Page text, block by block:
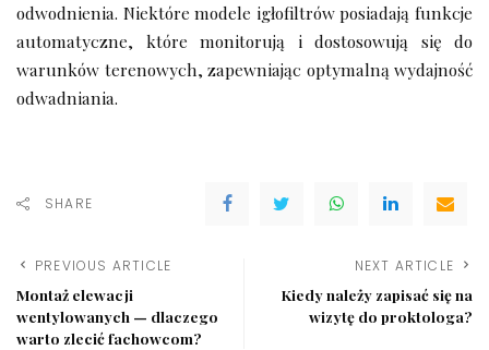
odwodnienia. Niektóre modele igłofiltrów posiadają funkcje
automatyczne, które monitorują i dostosowują się do
warunków terenowych, zapewniając optymalną wydajność
odwadniania.
SHARE
PREVIOUS ARTICLE
Montaż elewacji
wentylowanych — dlaczego
warto zlecić fachowcom?
NEXT ARTICLE
Kiedy należy zapisać się na
wizytę do proktologa?